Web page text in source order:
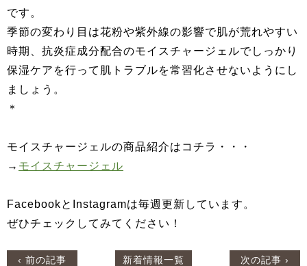
です。
季節の変わり目は花粉や紫外線の影響で肌が荒れやすい
時期、抗炎症成分配合のモイスチャージェルでしっかり
保湿ケアを行って肌トラブルを常習化させないようにし
ましょう。
＊
モイスチャージェルの商品紹介はコチラ・・・
→ モイスチャージェル
FacebookとInstagramは毎週更新しています。
ぜひチェックしてみてください！
‹ 前の記事 新着情報一覧 次の記事 ›